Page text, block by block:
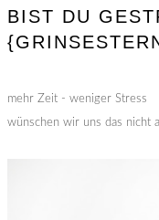
BIST DU
mehr Zeit - weniger Stress
wünschen wir uns das nicht